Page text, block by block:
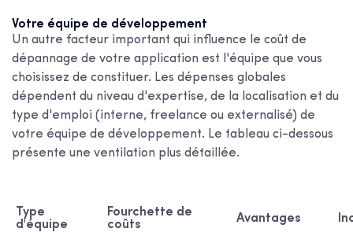
Votre équipe de développement
Un autre facteur important qui influence le coût de
dépannage de votre application est l'équipe que vous
choisissez de constituer. Les dépenses globales
dépendent du niveau d'expertise, de la localisation et du
type d'emploi (interne, freelance ou externalisé) de
votre équipe de développement. Le tableau ci-dessous
présente une ventilation plus détaillée.
Type
d'équipe
Fourchette de
coûts
Avantages